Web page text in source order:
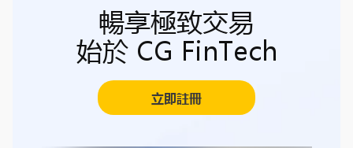
暢享極致交易
始於 CG FinTech
立即註冊